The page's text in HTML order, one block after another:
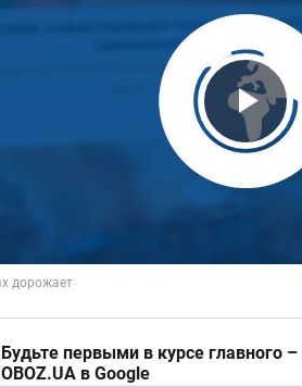
Play
Будьте первыми в курсе главного
OBOZ.UA в Google